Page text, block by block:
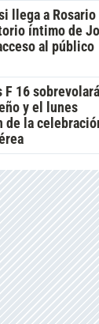
llega a Rosario
íntimo de
al público
16
y el lunes
de la